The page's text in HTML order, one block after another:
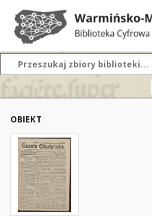
OBIEKT